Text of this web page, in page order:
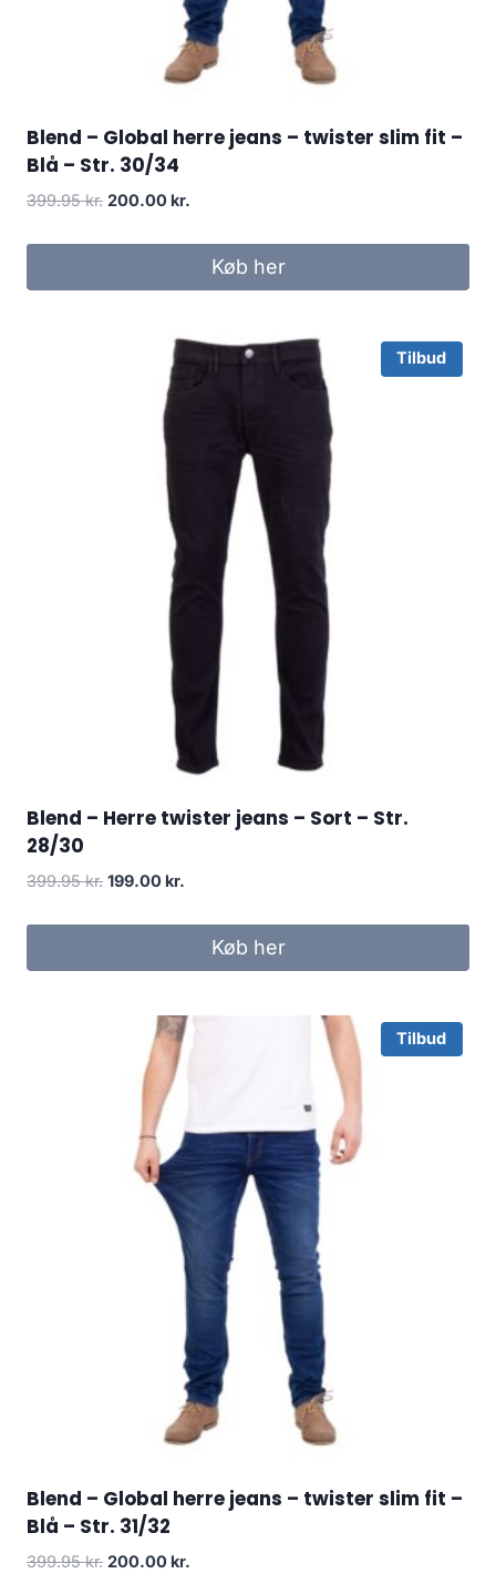
Blend – Global herre jeans – twister slim fit –
Blå – Str. 30/34
399.95kr. Original
was:
200.00 kr.
is:
200.00 kr..
Køb her
Tilbud
Blend – Herre twister jeans – Sort – Str.
28/30
399.95kr. Original
was:
199.00 kr.
is:
199.00 kr..
Køb her
Tilbud
Blend – Global herre jeans – twister slim fit –
Blå – Str. 31/32
399.95kr. Original
200.00 kr.